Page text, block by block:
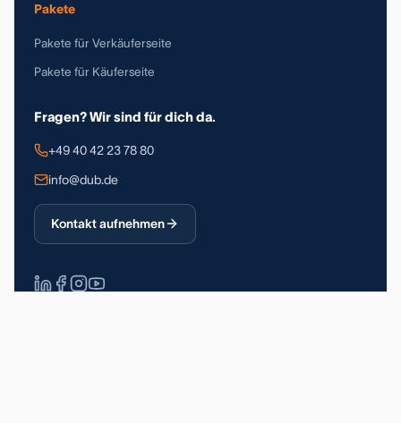
Pakete
Pakete für Verkäuferseite
Pakete für Käuferseite
Fragen? Wir sind für dich da.
+49 40 42 23 78 80
info@dub.de
Kontakt aufnehmen